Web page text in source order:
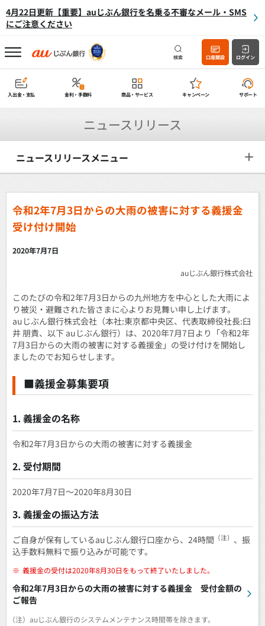
4月22日更新【重要】auじぶん銀行を名乗る不審なメール・SMS
にご注意ください
検索 口座開設 ログイン
入出金・支払 金利・手数料 商品・サービス キャンペーン サポート
ニュースリリース
ニュースリリースメニュー
令和2年7月3日からの大雨の被害に対する義援金
受け付け開始
2020年7月7日
auじぶん銀行株式会社
このたびの令和2年7月3日からの九州地方を中心とした大雨によ
り被災・避難された皆さまに心よりお見舞い申し上げます。
auじぶん銀行株式会社（本社:東京都中央区、代表取締役社長:臼
井 朋貴、以下 auじぶん銀行）は、2020年7月7日より「令和2年
7月3日からの大雨の被害に対する義援金」の受け付けを開始し
ましたのでお知らせします。
■義援金募集要項
1. 義援金の名称
令和2年7月3日からの大雨の被害に対する義援金
2. 受付期間
2020年7月7日～2020年8月30日
3. 義援金の振込方法
ご自身が保有しているauじぶん銀行口座から、24時間 （注） 、振
込手数料無料で振り込みが可能です。
※ 義援金の受付は2020年8月30日をもって終了いたしました。
令和2年7月3日からの大雨の被害に対する義援金 受付金額の
ご報告
（注）auじぶん銀行のシステムメンテナンス時間帯を除きます。